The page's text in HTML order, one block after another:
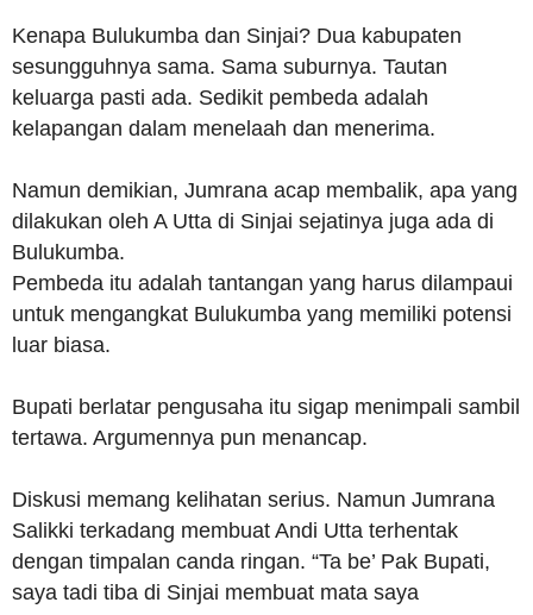
Kenapa Bulukumba dan Sinjai? Dua kabupaten
sesungguhnya sama. Sama suburnya. Tautan
keluarga pasti ada. Sedikit pembeda adalah
kelapangan dalam menelaah dan menerima.
Namun demikian, Jumrana acap membalik, apa yang
dilakukan oleh A Utta di Sinjai sejatinya juga ada di
Bulukumba.
Pembeda itu adalah tantangan yang harus dilampaui
untuk mengangkat Bulukumba yang memiliki potensi
luar biasa.
Bupati berlatar pengusaha itu sigap menimpali sambil
tertawa. Argumennya pun menancap.
Diskusi memang kelihatan serius. Namun Jumrana
Salikki terkadang membuat Andi Utta terhentak
dengan timpalan canda ringan. “Ta be’ Pak Bupati,
saya tadi tiba di Sinjai membuat mata saya